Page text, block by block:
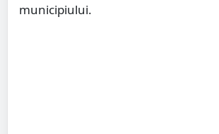
municipiului.